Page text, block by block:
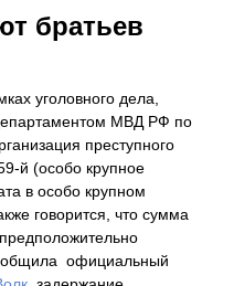
братьев
уголовного дела,
МВД РФ по
преступного
й (особо крупное
в особо крупном
говорится, что сумма
официальный